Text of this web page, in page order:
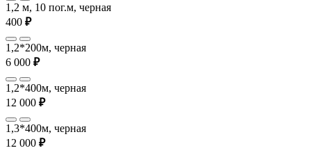
1,2 м, 10 пог.м, черная
400 ₽
1,2*200м, черная
6 000 ₽
1,2*400м, черная
12 000 ₽
1,3*400м, черная
12 000 ₽